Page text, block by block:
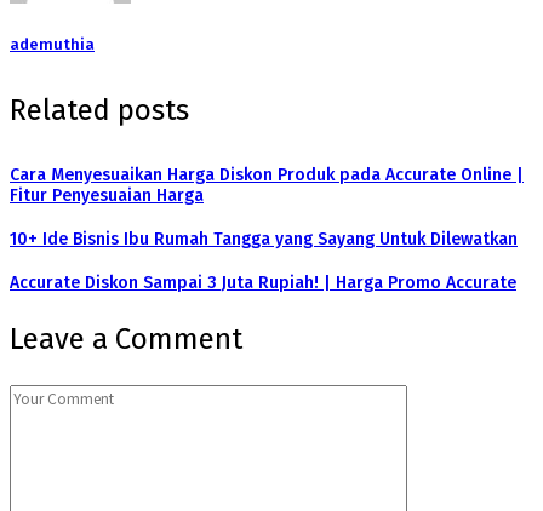
ademuthia
Related posts
Cara Menyesuaikan Harga Diskon Produk pada Accurate Online |
Fitur Penyesuaian Harga
10+ Ide Bisnis Ibu Rumah Tangga yang Sayang Untuk Dilewatkan
Accurate Diskon Sampai 3 Juta Rupiah! | Harga Promo Accurate
Leave a Comment